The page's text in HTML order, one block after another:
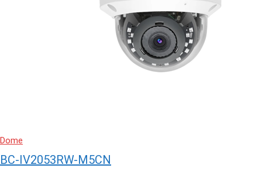
Dome
BC-IV2053RW-M5CN